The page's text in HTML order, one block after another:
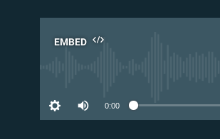
EMBED
0:00